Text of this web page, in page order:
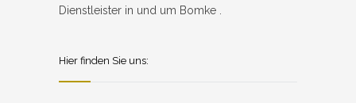
Dienstleister in und um Bomke .
Hier finden Sie uns: